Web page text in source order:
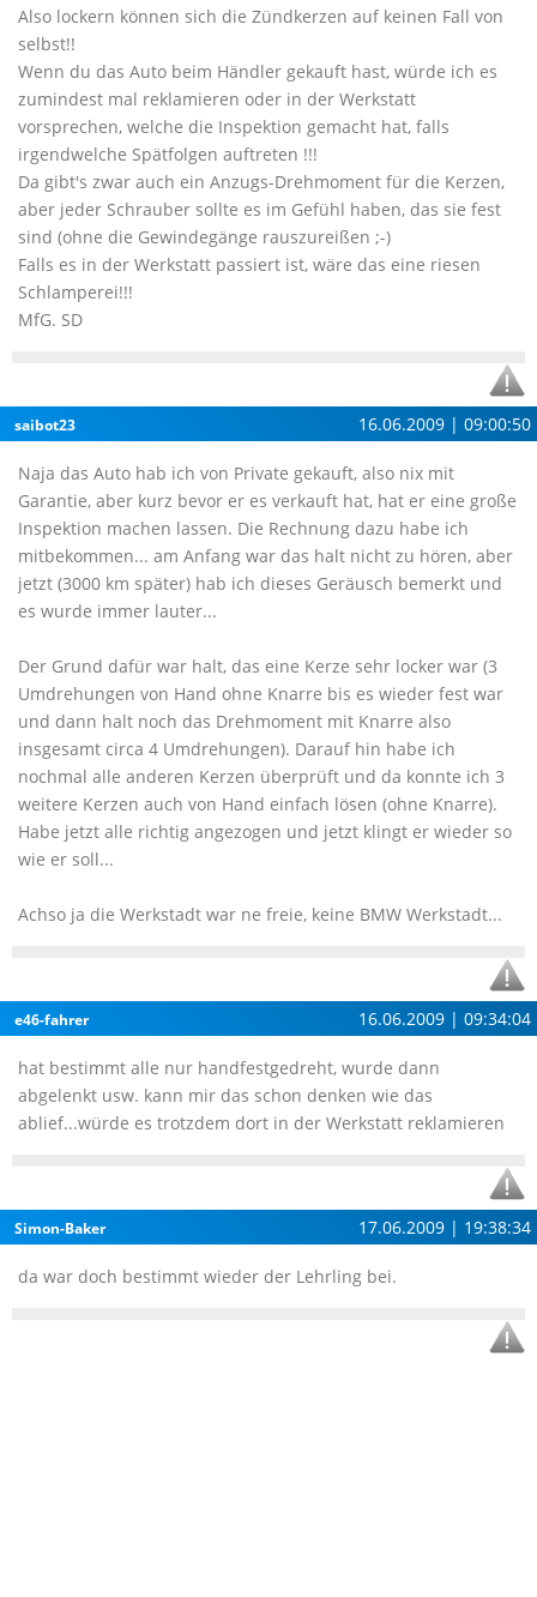
Also lockern können sich die Zündkerzen auf keinen Fall von
selbst!!
Wenn du das Auto beim Händler gekauft hast, würde ich es
zumindest mal reklamieren oder in der Werkstatt
vorsprechen, welche die Inspektion gemacht hat, falls
irgendwelche Spätfolgen auftreten !!!
Da gibt's zwar auch ein Anzugs-Drehmoment für die Kerzen,
aber jeder Schrauber sollte es im Gefühl haben, das sie fest
sind (ohne die Gewindegänge rauszureißen ;-)
Falls es in der Werkstatt passiert ist, wäre das eine riesen
Schlamperei!!!
MfG. SD
saibot23 16.06.2009 | 09:00:50
Naja das Auto hab ich von Private gekauft, also nix mit
Garantie, aber kurz bevor er es verkauft hat, hat er eine große
Inspektion machen lassen. Die Rechnung dazu habe ich
mitbekommen... am Anfang war das halt nicht zu hören, aber
jetzt (3000 km später) hab ich dieses Geräusch bemerkt und
es wurde immer lauter...
Der Grund dafür war halt, das eine Kerze sehr locker war (3
Umdrehungen von Hand ohne Knarre bis es wieder fest war
und dann halt noch das Drehmoment mit Knarre also
insgesamt circa 4 Umdrehungen). Darauf hin habe ich
nochmal alle anderen Kerzen überprüft und da konnte ich 3
weitere Kerzen auch von Hand einfach lösen (ohne Knarre).
Habe jetzt alle richtig angezogen und jetzt klingt er wieder so
wie er soll...
Achso ja die Werkstadt war ne freie, keine BMW Werkstadt...
e46-fahrer 16.06.2009 | 09:34:04
hat bestimmt alle nur handfestgedreht, wurde dann
abgelenkt usw. kann mir das schon denken wie das
ablief...würde es trotzdem dort in der Werkstatt reklamieren
Simon-Baker 17.06.2009 | 19:38:34
da war doch bestimmt wieder der Lehrling bei.